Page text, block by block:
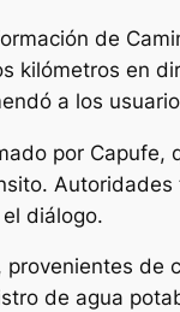
de
kilómetros en
a los
por Capufe,
diálogo.
de
de agua